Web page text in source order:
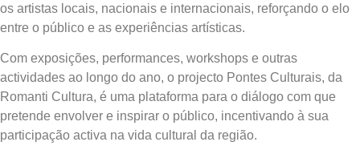
os artistas locais, nacionais e internacionais, reforçando o elo
entre o público e as experiências artísticas.
Com exposições, performances, workshops e outras
actividades ao longo do ano, o projecto Pontes Culturais, da
Romanti Cultura, é uma plataforma para o diálogo com que
pretende envolver e inspirar o público, incentivando à sua
participação activa na vida cultural da região.